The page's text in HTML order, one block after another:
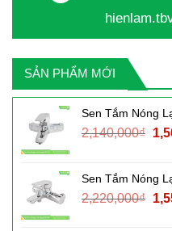
SẢN PHẨM MỚI
Sen Tắm Nóng
2,140,000₫ Giá
Sen Tắm Nóng
2,220,000₫ Giá